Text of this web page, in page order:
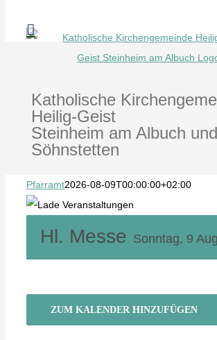
Inhalt
Katholische
Heilig-Geist
Steinheim am Albuch und
Söhnstetten
Pfarramt2026-08-09T00:00:00+02:00
Hl. Messe Sonntag, 9
ZUM KALENDER HINZUFÜGEN